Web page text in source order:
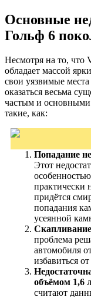
Основные
Гольф 6
Несмотря на то, что
обладает массой
свои уязвимые
оказаться весьма
частым и
такие, как:
Попадание
Этот
практически
придётся
попадания
усеянной
проблема
автомобиля
избавиться
объёмом 1,6
считают